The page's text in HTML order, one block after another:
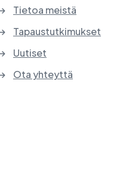
Tietoa meistä
Tapaustutkimukset
Uutiset
Ota yhteyttä